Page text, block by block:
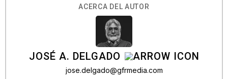
ACERCA DEL AUTOR
JOSÉ A. DELGADO
jose.delgado@gfrmedia.com